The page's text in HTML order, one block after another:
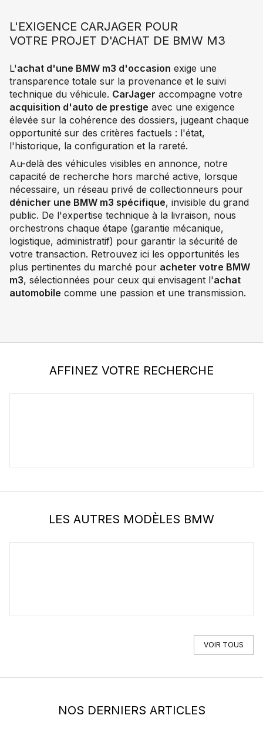
L'EXIGENCE CARJAGER POUR
VOTRE PROJET D'ACHAT DE BMW M3
L'achat d'une BMW m3 d'occasion exige une
transparence totale sur la provenance et le suivi
technique du véhicule. CarJager accompagne votre
acquisition d'auto de prestige avec une exigence
élevée sur la cohérence des dossiers, jugeant chaque
opportunité sur des critères factuels : l'état,
l'historique, la configuration et la rareté.
Au-delà des véhicules visibles en annonce, notre
capacité de recherche hors marché active, lorsque
nécessaire, un réseau privé de collectionneurs pour
dénicher une BMW m3 spécifique, invisible du grand
public. De l'expertise technique à la livraison, nous
orchestrons chaque étape (garantie mécanique,
logistique, administratif) pour garantir la sécurité de
votre transaction. Retrouvez ici les opportunités les
plus pertinentes du marché pour acheter votre BMW
m3, sélectionnées pour ceux qui envisagent l'achat
automobile comme une passion et une transmission.
AFFINEZ VOTRE RECHERCHE
LES AUTRES MODÈLES BMW
VOIR TOUS
NOS DERNIERS ARTICLES